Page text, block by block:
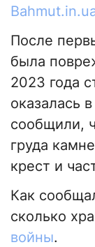
После
была
2023 года
оказалась
сообщили,
груда
крест и
Как
сколько
войны.